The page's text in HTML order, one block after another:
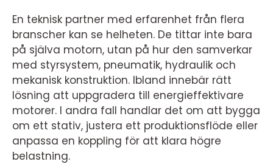
En teknisk partner med erfarenhet från flera
branscher kan se helheten. De tittar inte bara
på själva motorn, utan på hur den samverkar
med styrsystem, pneumatik, hydraulik och
mekanisk konstruktion. Ibland innebär rätt
lösning att uppgradera till energieffektivare
motorer. I andra fall handlar det om att bygga
om ett stativ, justera ett produktionsflöde eller
anpassa en koppling för att klara högre
belastning.